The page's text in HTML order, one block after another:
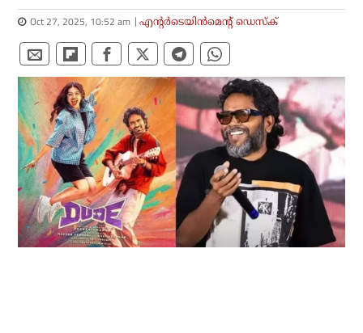
Oct 27, 2025, 10:52 am എന്റര്‍ടെയിന്‍മെന്റ് ഡെസ്‌ക്